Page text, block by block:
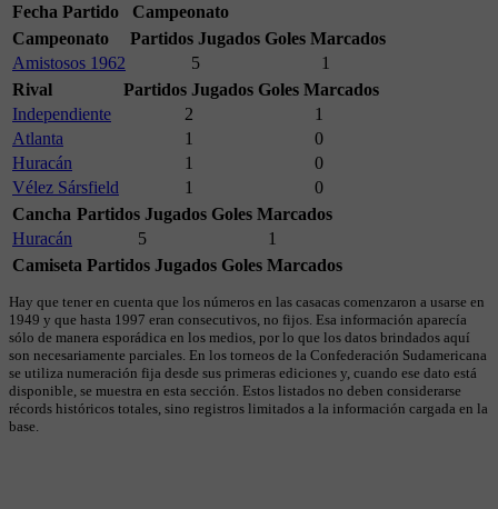
Fecha Partido
Campeonato
Campeonato
Partidos Jugados Goles Marcados
Amistosos 1962
5
1
Rival
Partidos Jugados Goles Marcados
Independiente
2
1
Atlanta
1
0
Huracán
1
0
Vélez Sársfield
1
0
Cancha Partidos Jugados Goles Marcados
Huracán
5
1
Camiseta Partidos Jugados Goles Marcados
Hay que tener en cuenta que los números en las casacas comenzaron a usarse en
1949 y que hasta 1997 eran consecutivos, no fijos. Esa información aparecía
sólo de manera esporádica en los medios, por lo que los datos brindados aquí
son necesariamente parciales. En los torneos de la Confederación Sudamericana
se utiliza numeración fija desde sus primeras ediciones y, cuando ese dato está
disponible, se muestra en esta sección. Estos listados no deben considerarse
récords históricos totales, sino registros limitados a la información cargada en la
base.